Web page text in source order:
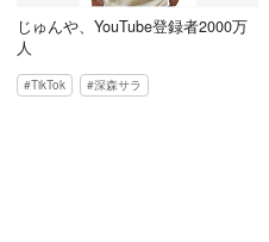
じゅんや、YouTube登録者2000万
人
TikTok 深森サラ